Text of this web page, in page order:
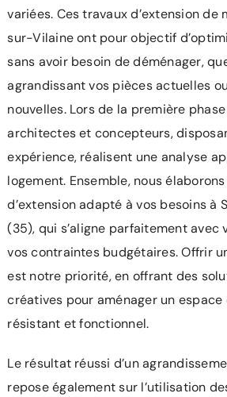
variées. Ces travaux d’extension de
sur-Vilaine ont pour objectif
sans avoir besoin de déménager,
agrandissant vos pièces actuelles
nouvelles. Lors de la première
architectes et concepteurs,
expérience, réalisent une analyse
logement. Ensemble, nous
d’extension adapté à vos besoins à
(35), qui s’aligne parfaitement avec
vos contraintes budgétaires. Offrir
est notre priorité, en offrant des
créatives pour aménager un
résistant et fonctionnel.
Le résultat réussi d’un
repose également sur l’utilisation